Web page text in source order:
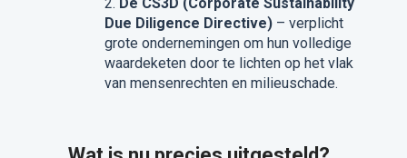
Due Diligence Directive)– verplicht
grote ondernemingen om hun volledige
waardeketen door te lichten op het vlak
van mensenrechten en milieuschade.